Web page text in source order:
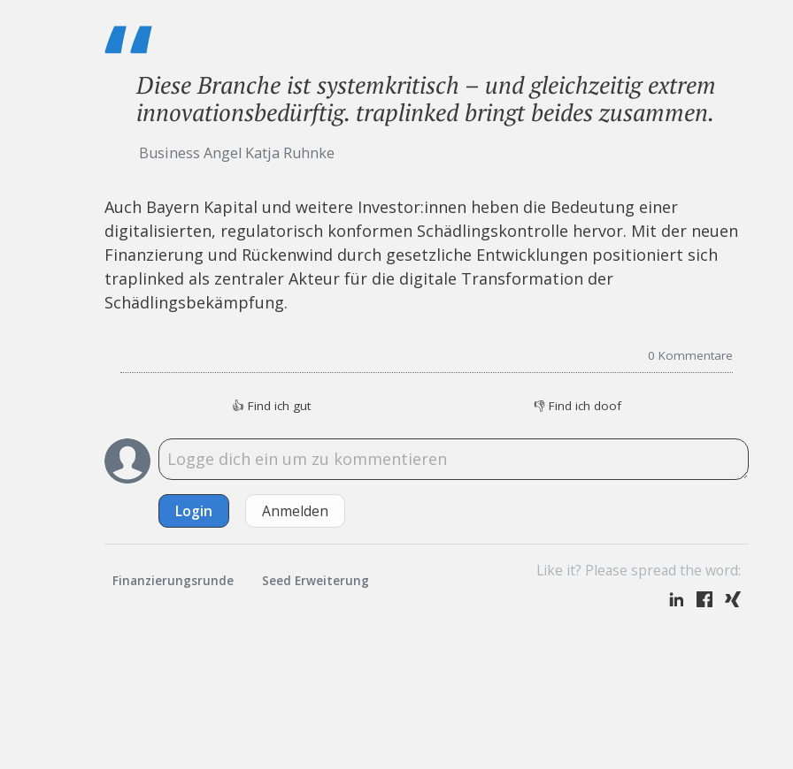
Diese Branche ist systemkritisch – und gleichzeitig extrem
innovationsbedürftig. traplinked bringt beides zusammen.
Business Angel Katja Ruhnke
Auch Bayern Kapital und weitere Investor:innen heben die Bedeutung einer
digitalisierten, regulatorisch konformen Schädlingskontrolle hervor. Mit der neuen
Finanzierung und Rückenwind durch gesetzliche Entwicklungen positioniert sich
traplinked als zentraler Akteur für die digitale Transformation der
Schädlingsbekämpfung.
0 Kommentare
👍 Find ich gut 👎 Find ich doof
Login Anmelden
Finanzierungsrunde Seed Erweiterung
Like it? Please spread the word: